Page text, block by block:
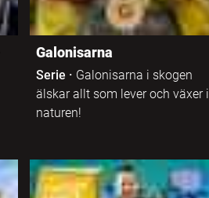
Franska
Färöiska
Grekiska
Isländska
Galonisarna
Serie · Galonisarna i skogen
älskar allt som lever och växer i
naturen!